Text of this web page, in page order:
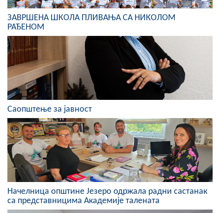
НАЧЕЛНИК
О Начелнику
Замјеник начелника
Извјештај о раду начелника
СКУПШТИНА
Статут Општине
Скупштинско вијеће општине језеро
Састав Скупштине
Службени Гласници
ОПШТИНСКА УПРАВА
ЗАВРШЕНА ШКОЛА ПЛИВАЊА СА НИКОЛОМ
РАЂЕНОМ
Саопштење за јавност
Начелница општине Језеро одржала радни састанак
са представницима Академије талената